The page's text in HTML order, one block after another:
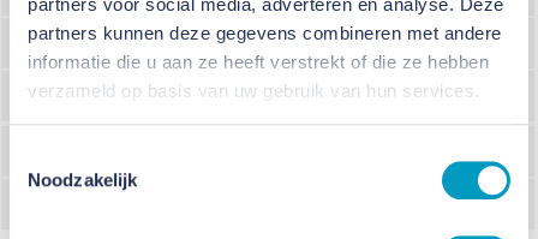
partners kunnen deze gegevens combineren met andere
informatie die u aan ze heeft verstrekt of die ze hebben
verzameld op basis van uw gebruik van hun services.
Noodzakelijk
Opdrachtgever KPO Roosendaal
Programma Nieuwbouw schoolgebouw